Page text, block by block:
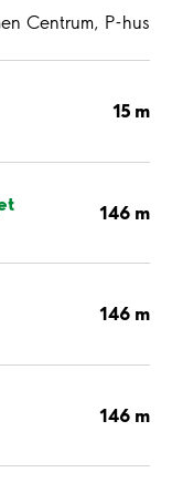
Centrum, P-hus
15 m
146 m
146 m
146 m